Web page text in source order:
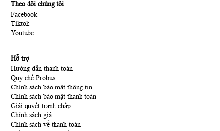
Theo dõi chúng tôi
Facebook
Tiktok
Youtube
Hỗ trợ
Hướng dẫn thanh toán
Quy chế Probus
Chính sách bảo mật thông tin
Chính sách bảo mật thanh toán
Giải quyết tranh chấp
Chính sách giá
Chính sách về thanh toán